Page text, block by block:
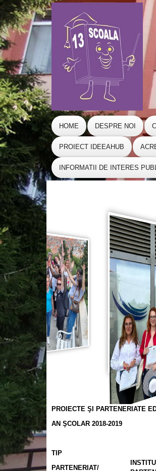
HOME DESPRE NOI
PROIECT IDEEAHUB
INFORMATII DE INTERES
PROIECTE ŞI PARTENERIATE
AN ŞCOLAR 2018-2019
TIP
PARTENERIAT/